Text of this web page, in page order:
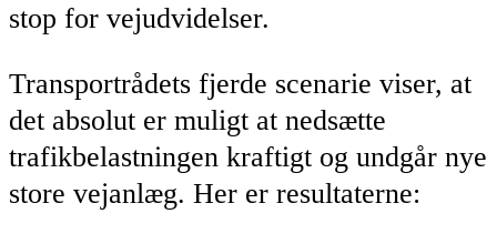
stop for vejudvidelser.
Transportrådets fjerde scenarie viser, at
det absolut er muligt at nedsætte
trafikbelastningen kraftigt og undgår nye
store vejanlæg. Her er resultaterne: